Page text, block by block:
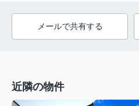
メールで共有する
近隣の物件